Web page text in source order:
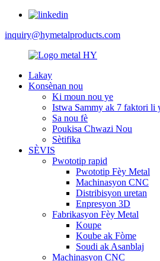
inquiry@hymetalproducts.com
Lakay
Konsènan nou
Ki moun nou ye
Istwa Sammy ak 7 faktori li
Sa nou fè
Poukisa Chwazi Nou
Sètifika
SÈVIS
Pwototip rapid
Pwototip Fèy Metal
Machinasyon CNC
Distribisyon uretan
Enpresyon 3D
Fabrikasyon Fèy Metal
Koupe
Koube ak Fòme
Soudi ak Asanblaj
Machinasyon CNC